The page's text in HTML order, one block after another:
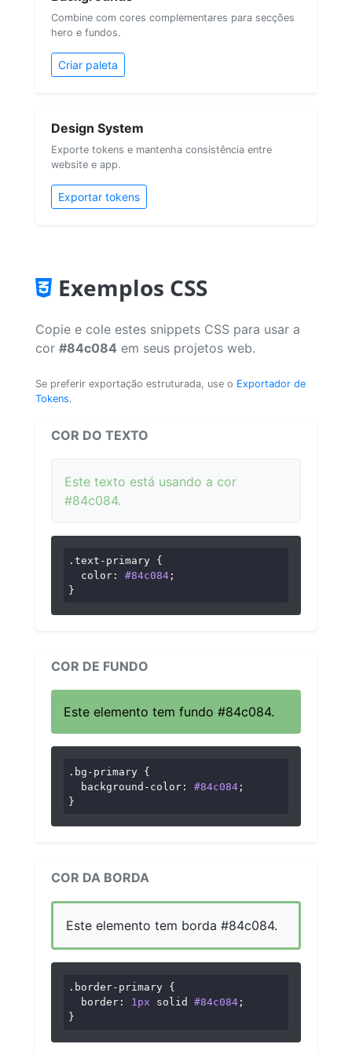
Combine com cores complementares para secções
hero e fundos.
Criar paleta
Design System
Exporte tokens e mantenha consistência entre
website e app.
Exportar tokens
Exemplos CSS
Copie e cole estes snippets CSS para usar a
cor #84c084 em seus projetos web.
Se preferir exportação estruturada, use o Exportador de
Tokens.
COR DO TEXTO
Este texto está usando a cor
#84c084.
.text-primary {
color : #84c084 ;
}
COR DE FUNDO
Este elemento tem fundo #84c084.
.bg-primary {
background-color : #84c084 ;
}
COR DA BORDA
Este elemento tem borda #84c084.
.border-primary {
border : 1px solid #84c084 ;
}